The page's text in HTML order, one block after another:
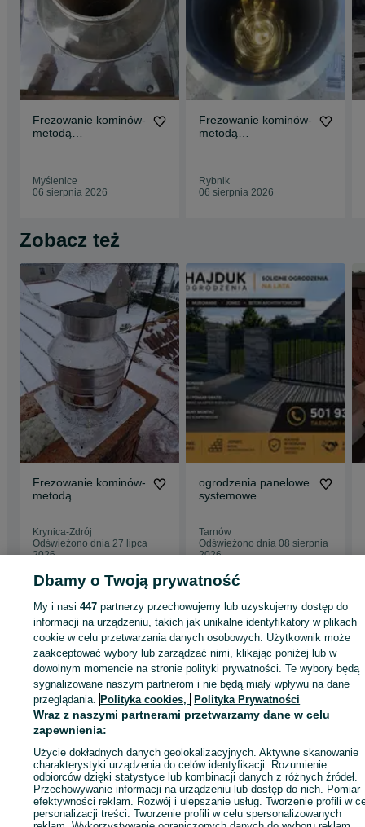
Frezowanie kominów-
metodą
Myślenice
06 sierpnia 2026
Frezowanie kominów-
metodą
Rybnik
06 sierpnia 2026
Zobacz też
Frezowanie kominów-
metodą
kominowych.
Krynica-Zdrój
Odświeżono dnia 27 lipca
2026
ogrodzenia panelowe
systemowe
Tarnów
Odświeżono dnia 08 sierpnia
2026
Strona główna Usługi Usługi budowlane i remontowe Pozostałe
- Małopolskie
Pozostałe - Tarnów
KATEGORIA
ID:520414605 Wyświetlenia:
Zadzwoń / SMS Wyślij wiadomość
Dbamy o Twoją prywatność
My i nasi447 partnerzy przechowujemy lub uzyskujemy dostęp do
informacji na urządzeniu, takich jak unikalne identyfikatory w plikach
cookie w celu przetwarzania danych osobowych. Użytkownik może
zaakceptować wybory lub zarządzać nimi, klikając poniżej lub w
dowolnym momencie na stronie polityki prywatności. Te wybory będą
sygnalizowane naszym partnerom i nie będą miały wpływu na dane
przeglądania. Polityka cookies, Polityka Prywatności
Wraz z naszymi partnerami przetwarzamy dane w celu
zapewnienia:
Użycie dokładnych danych geolokalizacyjnych. Aktywne skanowanie
charakterystyki urządzenia do celów identyfikacji. Rozumienie
odbiorców dzięki statystyce lub kombinacji danych z różnych źródeł.
Przechowywanie informacji na urządzeniu lub dostęp do nich. Pomiar
efektywności reklam. Rozwój i ulepszanie usług. Tworzenie profili w
personalizacji treści. Tworzenie profili w celu spersonalizowanych